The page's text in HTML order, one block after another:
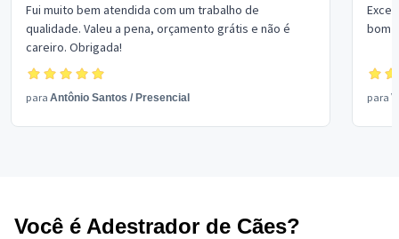
Fui muito bem atendida com um trabalho de
qualidade. Valeu a pena, orçamento grátis e não é
careiro. Obrigada!
para Antônio Santos / Presencial
bom
para
Você é Adestrador de Cães?